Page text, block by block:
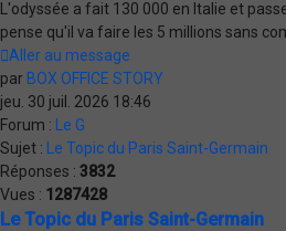
L'odyssée a fait 130 000 en Italie et
pense qu'il va faire les 5 millions sans
Aller au message
par BOX OFFICE STORY
jeu. 30 juil. 2026 18:46
Forum :
Le G
Sujet :
Le Topic du Paris Saint-Germain
Réponses : 3832
Vues : 1287428
Le Topic du Paris Saint-Germain